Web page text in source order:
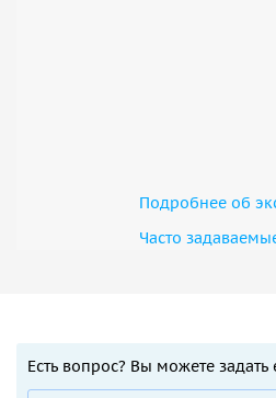
Подробнее об
Часто
Есть вопрос? Вы можете задать